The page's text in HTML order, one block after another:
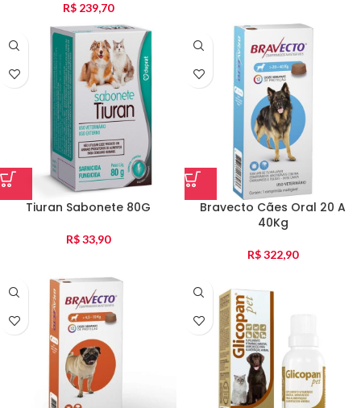
R$ 239,70
Tiuran Sabonete 80G
R$33,90
Bravecto Cães Oral 20 A
40Kg
R$322,90